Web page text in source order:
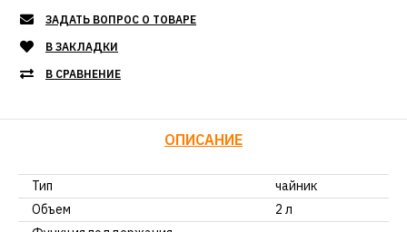
ЗАДАТЬ ВОПРОС О ТОВАРЕ
В ЗАКЛАДКИ
В СРАВНЕНИЕ
ОПИСАНИЕ
Тип
чайник
Объем
2 л